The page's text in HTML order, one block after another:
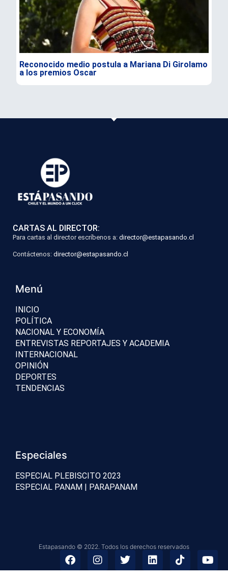
Reconocido medio postula a Mariana Di Girolamo
a los premios Oscar
CARTAS AL DIRECTOR:
Para cartas al director escríbenos a: director@estapasando.cl
Contáctenos: director@estapasando.cl
Menú
INICIO
POLÍTICA
NACIONAL Y ECONOMÍA
ENTREVISTAS REPORTAJES Y ACADEMIA
INTERNACIONAL
OPINIÓN
DEPORTES
TENDENCIAS
Especiales
ESPECIAL PLEBISCITO 2023
ESPECIAL PANAM | PARAPANAM
Estapasando © 2022. Todos los derechos reservados